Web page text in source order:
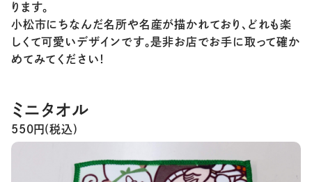
ります。
小松市にちなんだ名所や名産が描かれており、どれも楽
しくて可愛いデザインです。是非お店でお手に取って確か
めてみてください！
ミニタオル
550円(税込)